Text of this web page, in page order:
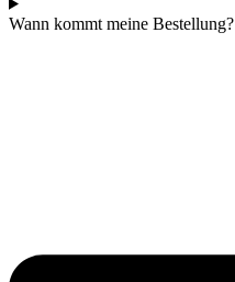
Wann kommt meine Bestellung?